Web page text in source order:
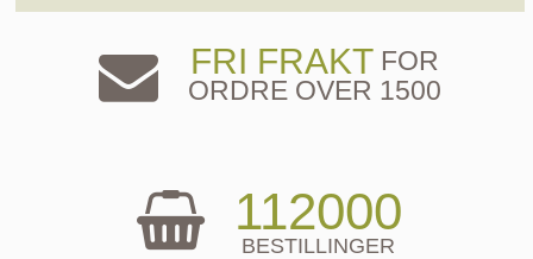
FRI FRAKTFOR
ORDRE OVER 1500
112000
BESTILLINGER